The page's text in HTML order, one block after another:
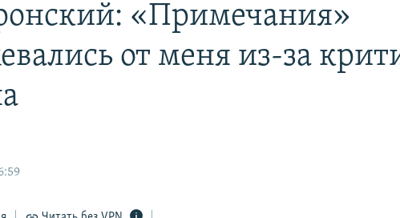
«Примечания»
от меня из-за